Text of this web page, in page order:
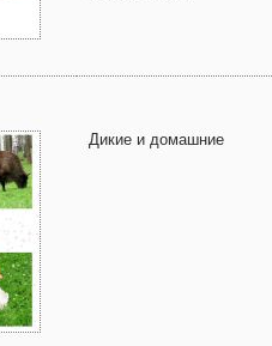
Дикие и домашние